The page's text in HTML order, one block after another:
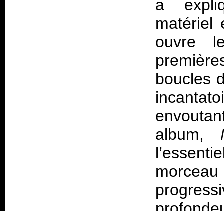
a
matériel
ouvre
boucles
album,